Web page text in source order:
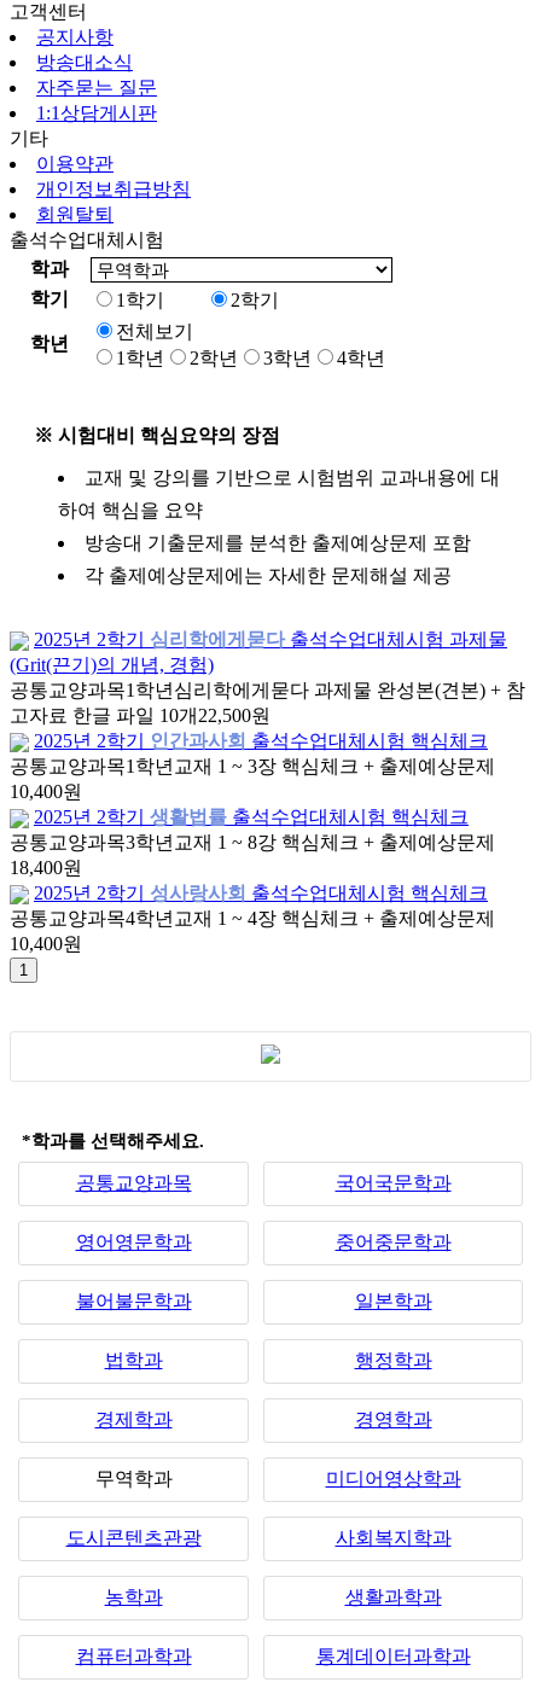
고객센터
공지사항
방송대소식
자주묻는 질문
1:1상담게시판
기타
이용약관
개인정보취급방침
회원탈퇴
출석수업대체시험
학과
학기
1학기 2학기
학년
전체보기
1학년
2학년 3학년 4학년
※ 시험대비 핵심요약의 장점
교재 및 강의를 기반으로 시험범위 교과내용에 대
하여 핵심을 요약
방송대 기출문제를 분석한 출제예상문제 포함
각 출제예상문제에는 자세한 문제해설 제공
2025년 2학기 심리학에게묻다 출석수업대체시험 과제물
(Grit(끈기)의 개념, 경험)
공통교양과목1학년 심리학에게묻다 과제물 완성본(견본) + 참
고자료 한글 파일 10개 22,500원
2025년 2학기
인간과사회 출석수업대체시험 핵심체크
공통교양과목1학년 교재 1 ~ 3장 핵심체크 + 출제예상문제
10,400원
2025년 2학기
생활법률 출석수업대체시험 핵심체크
공통교양과목3학년 교재 1 ~ 8강 핵심체크 + 출제예상문제
18,400원
2025년 2학기
성사랑사회 출석수업대체시험 핵심체크
공통교양과목4학년 교재 1 ~ 4장 핵심체크 + 출제예상문제
10,400원
*학과를 선택해주세요.
공통교양과목 국어국문학과
영어영문학과 중어중문학과
불어불문학과 일본학과
법학과 행정학과
경제학과 경영학과
무역학과 미디어영상학과
도시콘텐츠관광 사회복지학과
농학과 생활과학과
컴퓨터과학과 통계데이터과학과